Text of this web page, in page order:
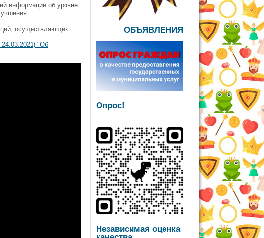
информации об уровне
осуществляющих
24.03.2021) "Об
ОБЪЯВЛЕНИЯ
Опрос!
Независимая оценка